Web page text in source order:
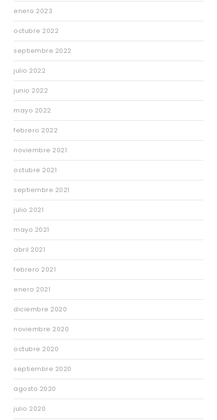
enero 2023
octubre 2022
septiembre 2022
julio 2022
junio 2022
mayo 2022
febrero 2022
noviembre 2021
octubre 2021
septiembre 2021
julio 2021
mayo 2021
abril 2021
febrero 2021
enero 2021
diciembre 2020
noviembre 2020
octubre 2020
septiembre 2020
agosto 2020
julio 2020